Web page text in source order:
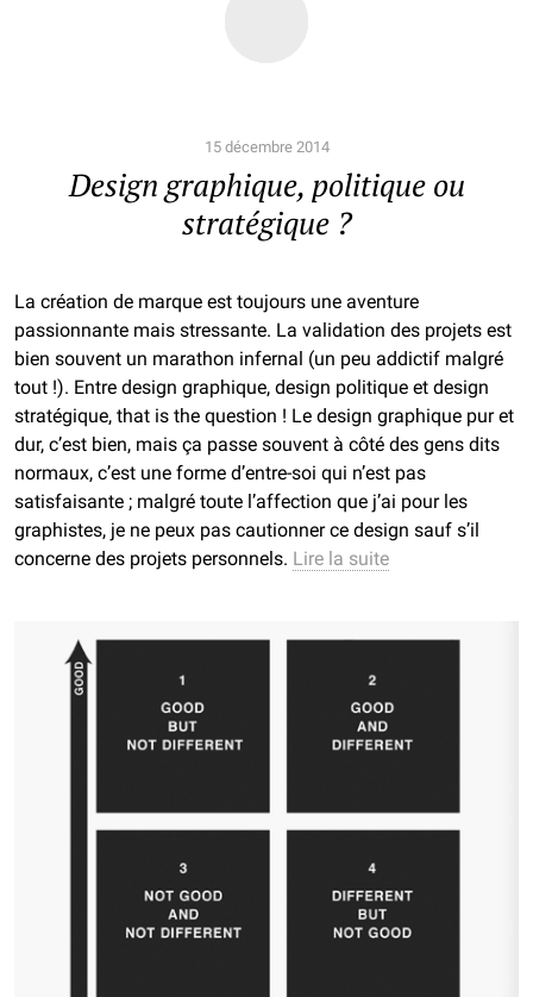
15 décembre 2014
Design graphique, politique ou
stratégique ?
La création de marque est toujours une aventure
passionnante mais stressante. La validation des projets est
bien souvent un marathon infernal (un peu addictif malgré
tout !). Entre design graphique, design politique et design
stratégique, that is the question ! Le design graphique pur et
dur, c’est bien, mais ça passe souvent à côté des gens dits
normaux, c’est une forme d’entre-soi qui n’est pas
satisfaisante ; malgré toute l’affection que j’ai pour les
graphistes, je ne peux pas cautionner ce design sauf s’il
concerne des projets personnels. Lire la suite